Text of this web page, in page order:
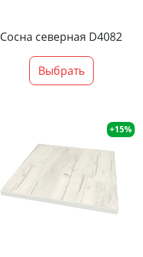
Сосна северная D4082
Выбрать
+15%